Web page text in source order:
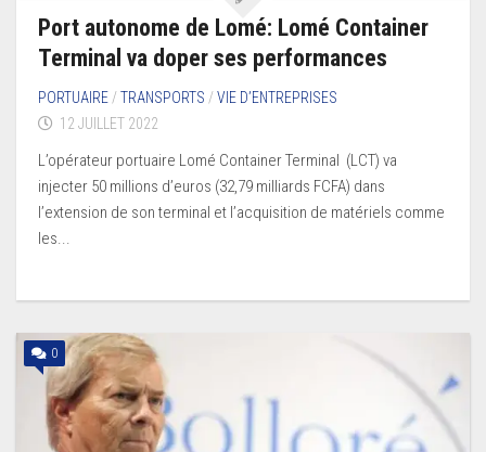
Port autonome de Lomé: Lomé Container
Terminal va doper ses performances
PORTUAIRE /TRANSPORTS /VIE D’ENTREPRISES
12 JUILLET 2022
L’opérateur portuaire Lomé Container Terminal (LCT) va
injecter 50 millions d’euros (32,79 milliards FCFA) dans
l’extension de son terminal et l’acquisition de matériels comme
les...
0